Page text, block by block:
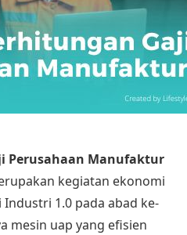
Perusahaan Manufaktur
kegiatan ekonomi
1.0 pada abad ke-
mesin uap yang efisien